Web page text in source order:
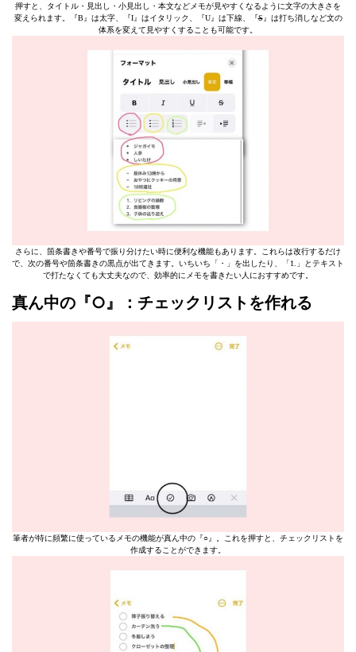
押すと、タイトル・見出し・小見出し・本文などメモが見やすくなるように文字の大きさを
変えられます。『B』は太字、『I』はイタリック、『U』は下線、『S』は打ち消しなど文の
体系を変えて見やすくすることも可能です。
さらに、箇条書きや番号で振り分けたい時に便利な機能もあります。これらは改行するだけ
で、次の番号や箇条書きの黒点が出てきます。いちいち「・」を出したり、「1.」とテキスト
で打たなくても大丈夫なので、効率的にメモを書きたい人におすすめです。
真ん中の『○』：チェックリストを作れる
筆者が特に頻繁に使っているメモの機能が真ん中の『○』。これを押すと、チェックリストを
作成することができます。